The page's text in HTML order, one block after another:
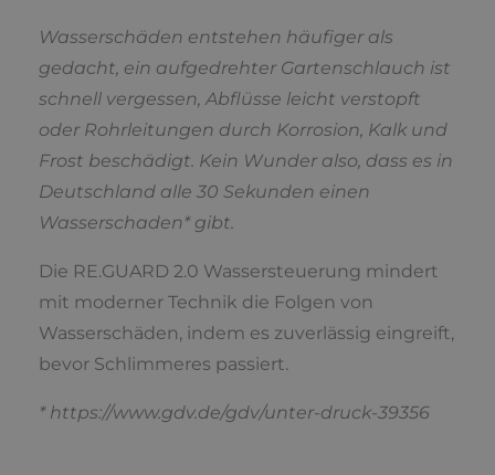
Wasserschäden entstehen häufiger als
gedacht, ein aufgedrehter Gartenschlauch ist
schnell vergessen, Abflüsse leicht verstopft
oder Rohrleitungen durch Korrosion, Kalk und
Frost beschädigt. Kein Wunder also, dass es in
Deutschland alle 30 Sekunden einen
Wasserschaden* gibt.
Die RE.GUARD 2.0 Wassersteuerung mindert
mit moderner Technik die Folgen von
Wasserschäden, indem es zuverlässig eingreift,
bevor Schlimmeres passiert.
* https://www.gdv.de/gdv/unter-druck-39356